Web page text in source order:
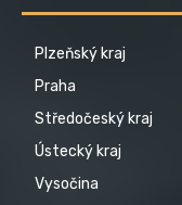
Plzeňský kraj
Praha
Středočeský kraj
Ústecký kraj
Vysočina